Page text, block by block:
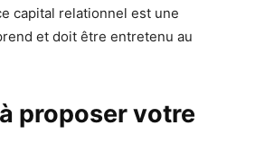
capital relationnel est une
et doit être entretenu au
proposer votre